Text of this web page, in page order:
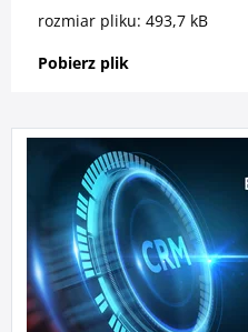
rozmiar pliku: 493,7 kB
Pobierz plik